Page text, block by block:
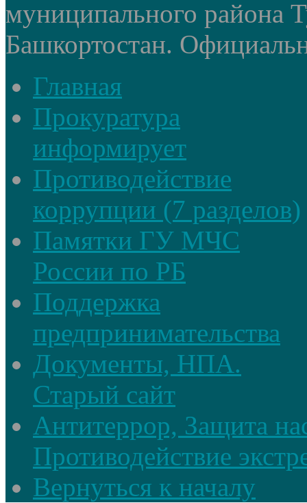
муниципального района
Башкортостан.
Главная
Прокуратура
информирует
Противодействие
коррупции (7 разделов)
Памятки ГУ МЧС
России по РБ
Поддержка
предпринимательства
Документы, НПА.
Старый сайт
Антитеррор, Защита
Противодействие
Вернуться к началу